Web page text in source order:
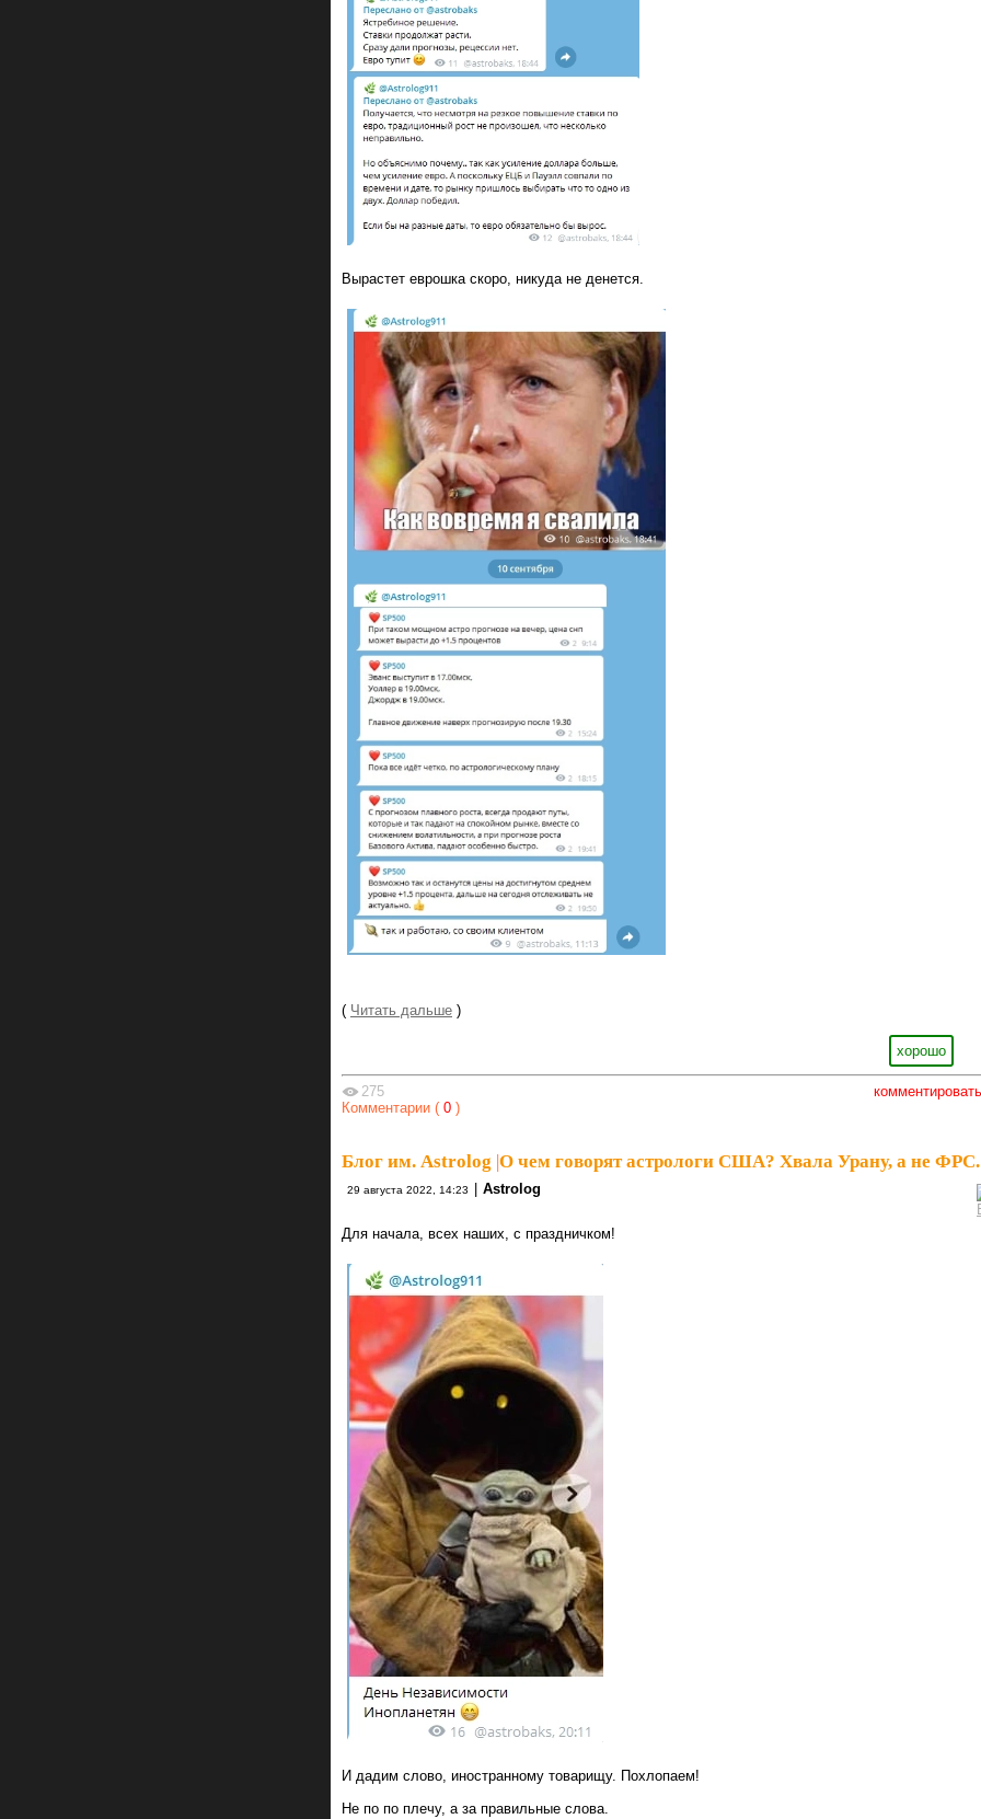
Вырастет еврошка скоро, никуда не денется.
( Читать дальше )
хорошо
комментировать
275
Комментарии ( 0 )
Блог им. Astrolog О чем говорят астрологи США? Хвала Урану, а не ФРС.
29 августа 2022, 14:23 Astrolog
Для начала, всех наших, с праздничком!
И дадим слово, иностранному товарищу. Похлопаем!
Не по по плечу, а за правильные слова.